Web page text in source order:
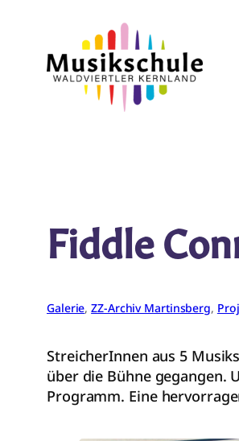
springen
Fiddle
Galerie, ZZ-Archiv Martinsberg,
StreicherInnen aus 5
über die Bühne gegangen.
Programm. Eine